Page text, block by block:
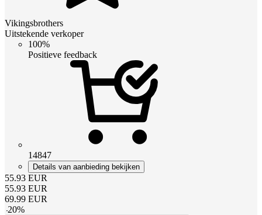
Vikingsbrothers
Uitstekende verkoper
100%
Positieve feedback
14847
Details van aanbieding bekijken
55.93 EUR
55.93 EUR
69.99 EUR
-20%